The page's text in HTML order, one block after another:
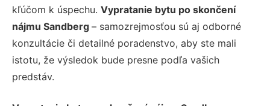
kľúčom k úspechu. Vypratanie bytu po skončení
nájmu Sandberg – samozrejmosťou sú aj odborné
konzultácie či detailné poradenstvo, aby ste mali
istotu, že výsledok bude presne podľa vašich
predstáv.